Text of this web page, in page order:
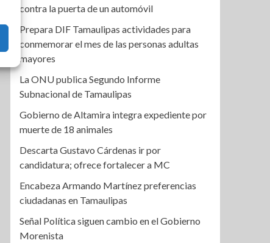
contra la puerta de un automóvil
Prepara DIF Tamaulipas actividades para
conmemorar el mes de las personas adultas
mayores
La ONU publica Segundo Informe
Subnacional de Tamaulipas
Gobierno de Altamira integra expediente por
muerte de 18 animales
Descarta Gustavo Cárdenas ir por
candidatura; ofrece fortalecer a MC
Encabeza Armando Martínez preferencias
ciudadanas en Tamaulipas
Señal Política siguen cambio en el Gobierno
Morenista